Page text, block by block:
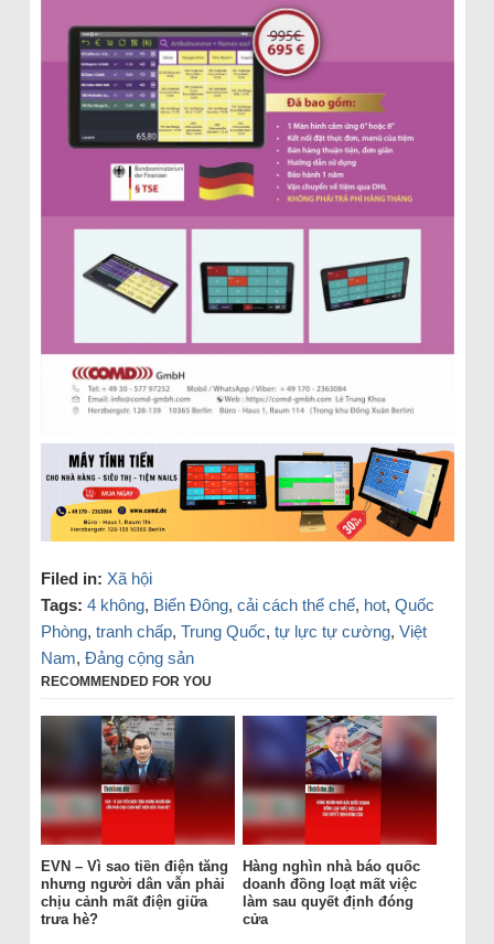
Filed in: Xã hội
Tags: 4 không, Biển Đông, cải cách thể chế, hot, Quốc
Phòng, tranh chấp, Trung Quốc, tự lực tự cường, Việt
Nam, Đảng cộng sản
RECOMMENDED FOR YOU
EVN – Vì sao tiền điện tăng
nhưng người dân vẫn phải
chịu cảnh mất điện giữa
trưa hè?
Hàng nghìn nhà báo quốc
doanh đồng loạt mất việc
làm sau quyết định đóng
cửa